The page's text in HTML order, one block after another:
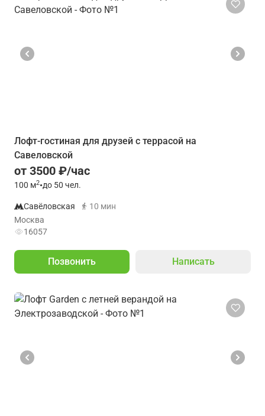
Лофт-гостиная для друзей с террасой на
Савеловской
от 3500 ₽/час
100 м2•до 50 чел.
Савёловская
10 мин
Москва
16057
Позвонить Написать